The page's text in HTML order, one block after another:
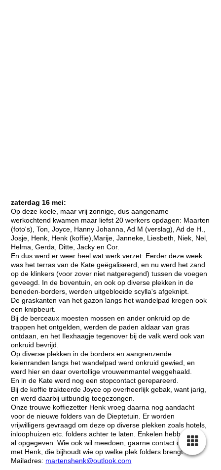
zaterdag 16 mei:
Op deze koele, maar vrij zonnige, dus aangename
werkochtend kwamen maar liefst 20 werkers opdagen: Maarten
(foto's), Ton, Joyce, Hanny Johanna, Ad M (verslag), Ad de H.,
Josje, Henk, Henk (koffie),Marije, Janneke, Liesbeth, Niek, Nel,
Helma, Gerda, Ditte, Jacky en Cor.
En dus werd er weer heel wat werk verzet: Eerder deze week
was het terras van de Kate geëgaliseerd, en nu werd het zand
op de klinkers (voor zover niet natgeregend) tussen de voegen
geveegd. In de boventuin, en ook op diverse plekken in de
beneden-borders, werden uitgebloeide scylla's afgeknipt.
De graskanten van het gazon langs het wandelpad kregen ook
een knipbeurt.
Bij de berceaux moesten mossen en ander onkruid op de
trappen het ontgelden, werden de paden aldaar van gras
ontdaan, en het Ilexhaagje tegenover bij de valk werd ook van
onkruid bevrijd.
Op diverse plekken in de borders en aangrenzende
keienranden langs het wandelpad werd onkruid gewied, en
werd hier en daar overtollige vrouwenmantel weggehaald.
En in de Kate werd nog een stopcontact gerepareerd.
Bij de koffie trakteerde Joyce op overheerlijk gebak, want jarig,
en werd daarbij uitbundig toegezongen.
Onze trouwe koffiezetter Henk vroeg daarna nog aandacht
voor de nieuwe folders van de Dieptetuin. Er worden
vrijwilligers gevraagd om deze op diverse plekken zoals hotels,
inloophuizen etc. folders achter te laten. Enkelen hebben zich
al opgegeven. Wie ook wil meedoen, gaarne contact opnemen
met Henk, die bijhoudt wie op welke plek folders brengt.
Mailadres: martenshenk@outlook.com